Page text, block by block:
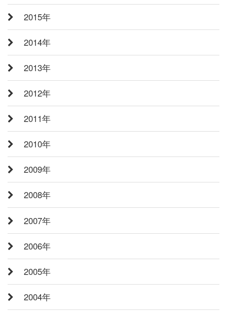
2015年
2014年
2013年
2012年
2011年
2010年
2009年
2008年
2007年
2006年
2005年
2004年